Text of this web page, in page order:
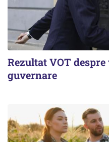
Rezultat VOT
guvernare